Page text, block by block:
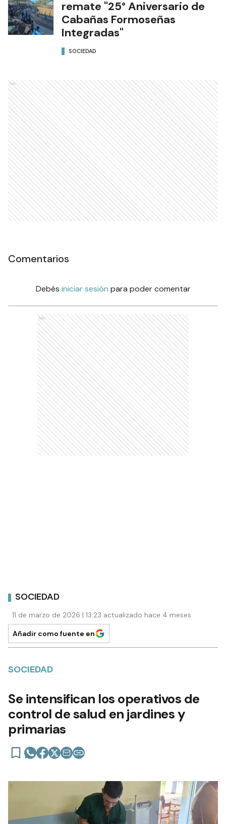
remate "25° Aniversario de
Cabañas Formoseñas
Integradas"
SOCIEDAD
Ads
Comentarios
Debés iniciar sesión para poder comentar
Ads
SOCIEDAD
11 de marzo de 2026 | 13:23 actualizado hace 4 meses
Añadir como fuente en
SOCIEDAD
Se intensifican los operativos de
control de salud en jardines y
primarias